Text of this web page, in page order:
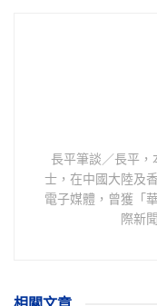
長平筆談／長平，
士，在中國大陸及
電子媒體，曾獲「
際新